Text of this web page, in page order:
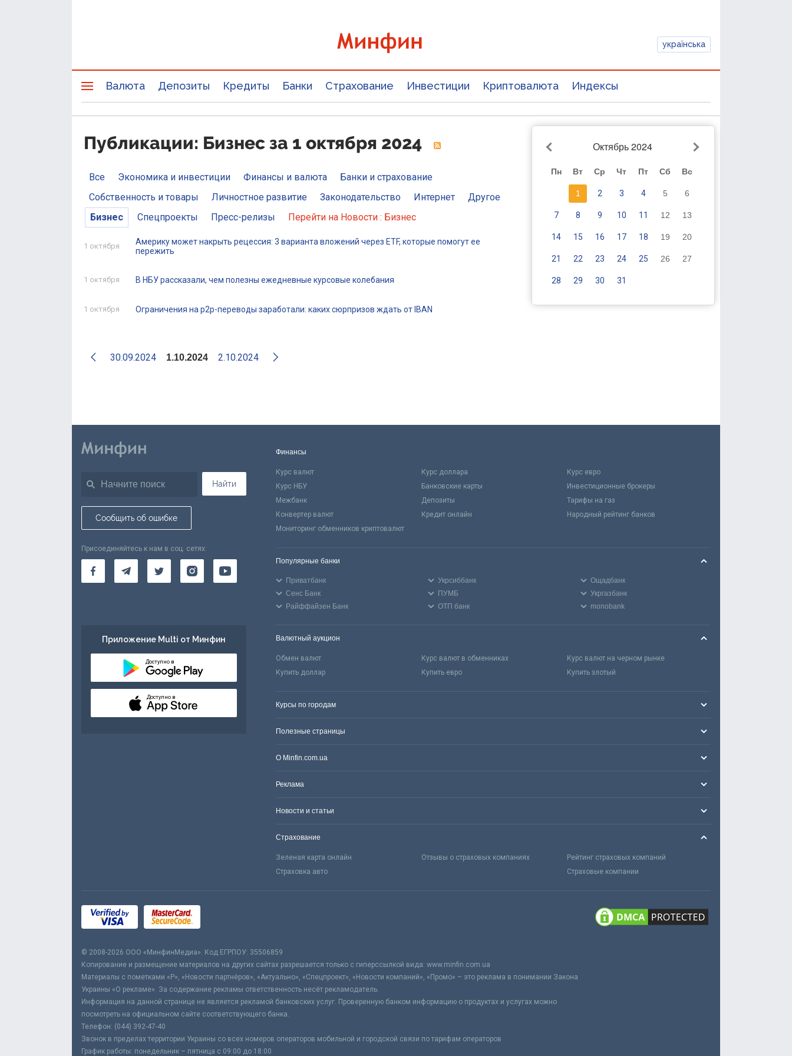
українська
Валюта Депозиты Кредиты Банки Страхование Инвестиции Криптовалюта Индексы
Публикации: Бизнес за 1 октября 2024
Все Экономика и инвестиции Финансы и валюта
Банки и страхование
Собственность и товары
Личностное развитие Законодательство Интернет
Другое
Бизнес
Спецпроекты Пресс-релизы Перейти на Новости : Бизнес
1 октября
Америку может накрыть рецессия: 3 варианта вложений через ETF, которые помогут ее
пережить
1 октября В НБУ рассказали, чем полезны ежедневные курсовые колебания
1 октября Ограничения на p2p-переводы заработали: каких сюрпризов ждать от IBAN
30.09.2024 1.10.2024 2.10.2024
Октябрь 2024
Пн Вт Ср Чт Пт Сб Вс
1 2 3 4 5 6
7 8 9 10 11 12 13
14 15 16 17 18 19 20
21 22 23 24 25 26 27
28 29 30 31
Найти
Сообщить об ошибке
Присоединяйтесь к нам в соц. сетях:
Приложение Multi от Минфин
Доступно в
Доступно в
Финансы
Курс валют Курс доллара
Курс евро
Курс НБУ
Банковские карты
Инвестиционные брокеры
Межбанк
Депозиты
Тарифы на газ
Конвертер валют
Кредит онлайн
Народный рейтинг банков
Мониторинг обменников криптовалют
Популярные банки
Приватбанк Укрсиббанк
Ощадбанк
Сенс Банк
ПУМБ
Укргазбанк
Райффайзен Банк
ОТП банк monobank
Валютный аукцион
Обмен валют Курс валют в обменниках
Курс валют на черном рынке
Купить доллар
Купить евро Купить злотый
Курсы по городам
Полезные страницы
О Minfin.com.ua
Реклама
Новости и статьи
Страхование
Зеленая карта онлайн Отзывы о страховых компаниях
Рейтинг страховых компаний
Страховка авто
Страховые компании
© 2008-2026 ООО «МинфинМедиа». Код ЕГРПОУ: 35506859
Копирование и размещение материалов на других сайтах разрешается только с гиперссылкой вида: www.minfin.com.ua
Материалы с пометками «Р», «Новости партнёров», «Актуально», «Спецпроект», «Новости компаний», «Промо» – это реклама в понимании Закона
Украины «О рекламе». За содержание рекламы ответственность несёт рекламодатель.
Информация на данной странице не является рекламой банковских услуг. Проверенную банком информацию о продуктах и услугах можно
посмотреть на официальном сайте соответствующего банка.
Телефон: (044) 392-47-40
Звонок в пределах территории Украины со всех номеров операторов мобильной и городской связи по тарифам операторов
График работы: понедельник – пятница с 09:00 до 18:00